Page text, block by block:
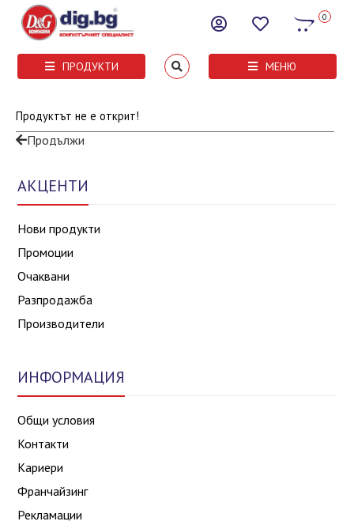
0
ПРОДУКТИ МЕНЮ
Продуктът не е открит!
Продължи
АКЦЕНТИ
Нови продукти
Промоции
Очаквани
Разпродажба
Производители
ИНФОРМАЦИЯ
Общи условия
Контакти
Кариери
Франчайзинг
Рекламации